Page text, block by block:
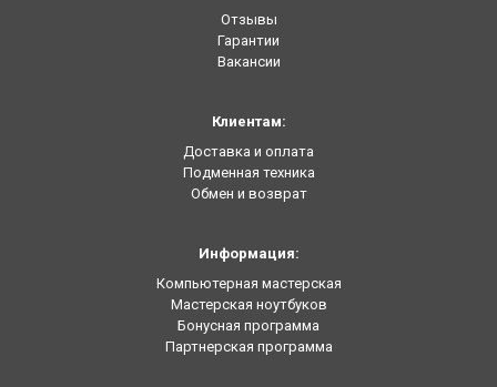
Отзывы
Гарантии
Вакансии
Клиентам:
Доставка и оплата
Подменная техника
Обмен и возврат
Информация:
Компьютерная мастерская
Мастерская ноутбуков
Бонусная программа
Партнерская программа